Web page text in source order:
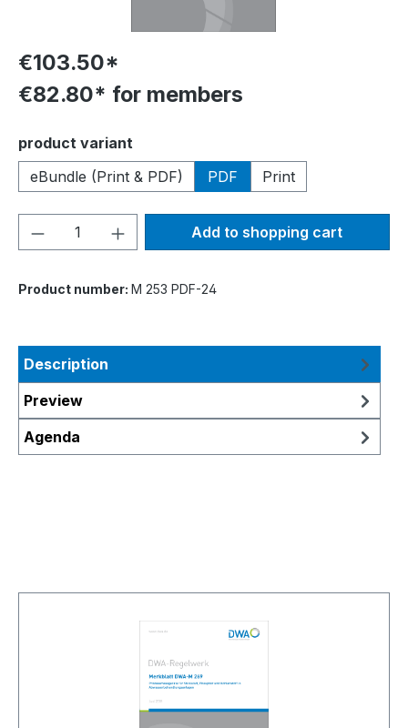
€103.50*
€82.80* for members
Select
product variant
eBundle (Print & PDF)
PDF Print
Product Quantity: Enter the desired
Add to shopping cart
Product number: M 253 PDF-24
Description
Preview
Agenda